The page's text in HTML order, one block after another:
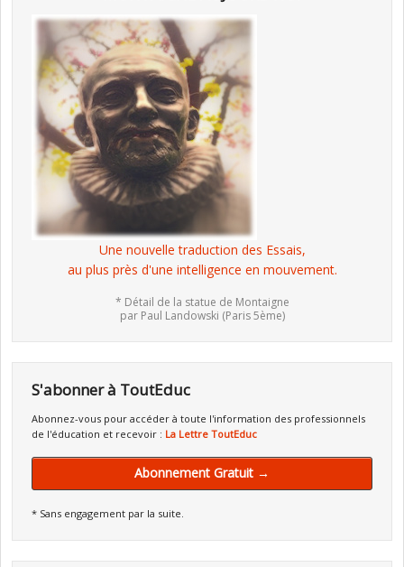
Une nouvelle traduction des Essais,
au plus près d'une intelligence en mouvement.
* Détail de la statue de Montaigne
par Paul Landowski (Paris 5ème)
S'abonner à ToutEduc
Abonnez-vous pour accéder à toute l'information des professionnels
de l'éducation et recevoir : La Lettre ToutEduc
Abonnement Gratuit →
* Sans engagement par la suite.